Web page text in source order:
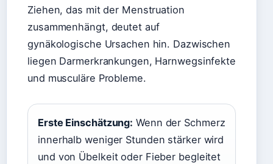
Ziehen, das mit der Menstruation
zusammenhängt, deutet auf
gynäkologische Ursachen hin. Dazwischen
liegen Darmerkrankungen, Harnwegsinfekte
und musculäre Probleme.
Erste Einschätzung: Wenn der Schmerz
innerhalb weniger Stunden stärker wird
und von Übelkeit oder Fieber begleitet